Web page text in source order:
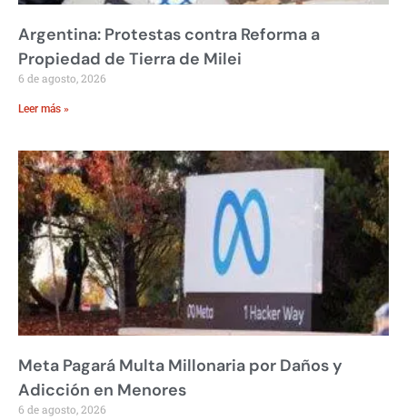
Argentina: Protestas contra Reforma a
Propiedad de Tierra de Milei
6 de agosto, 2026
Leer más »
Meta Pagará Multa Millonaria por Daños y
Adicción en Menores
6 de agosto, 2026